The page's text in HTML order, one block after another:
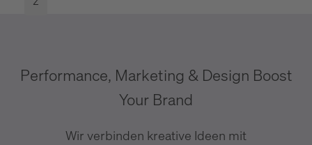
Performance, Marketing & Design Boost
Your Brand
Wir verbinden kreative Ideen mit